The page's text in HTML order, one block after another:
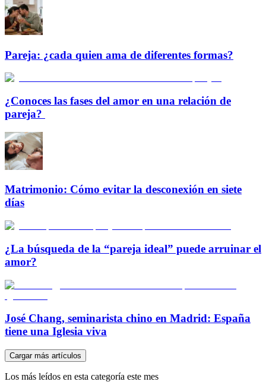
Pareja: ¿cada quien ama de diferentes formas?
¿Conoces las fases del amor en una relación de
pareja?
Matrimonio: Cómo evitar la desconexión en siete
días
¿La búsqueda de la “pareja ideal” puede arruinar el
amor?
José Chang, seminarista chino en Madrid: España
tiene una Iglesia viva
Cargar más artículos
Los más leídos en esta categoría este mes